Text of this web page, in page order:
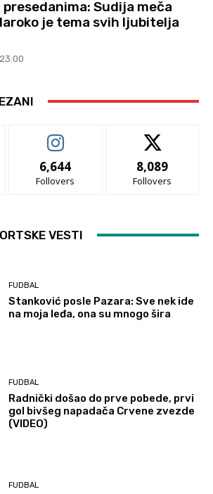
Sudija meča
je tema svih ljubitelja
6,644
Follovers
8,089
Follovers
VESTI
FUDBAL
Stanković posle Pazara: Sve nek ide
na moja leđa, ona su mnogo šira
FUDBAL
Radnički došao do prve pobede, prvi
gol bivšeg napadača Crvene zvezde
(VIDEO)
FUDBAL